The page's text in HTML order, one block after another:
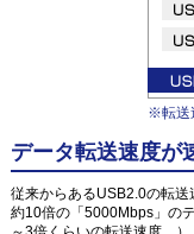
※転送
データ転送速度が
従来からあるUSB2.0の転
約10倍の「5000Mbps」の